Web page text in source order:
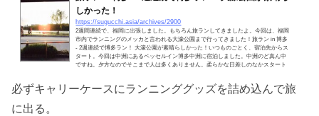
しかった！
https://sugucchi.asia/archives/2900
2週間連続で、福岡に出張しました。もちろん旅ランしてきましたよ。今回は、福岡
市内でランニングのメッカと言われる大濠公園まで行ってきました！旅ラン in 博多
- 2週連続で博多ラン！ 大濠公園が素晴らしかった！いつものごとく、宿泊先からス
タート。今回は中洲にあるベッセルイン博多中洲に宿泊しました。中洲のど真ん中
ですね。夕方なのでそこまで人は多くありません。柔らかな日差しのなかスタート
必ずキャリーケースにランニンググッズを詰め込んで旅
に出る。